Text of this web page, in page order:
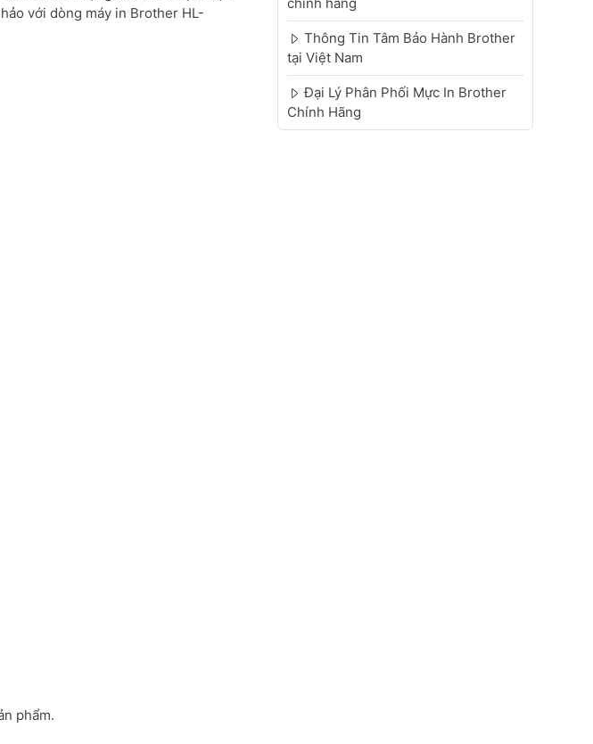
với dòng máy in Brother HL-
phẩm.
chính hãng
Thông Tin Tâm Bảo Hành Brother
tại Việt Nam
Đại Lý Phân Phối Mực In Brother
Chính Hãng